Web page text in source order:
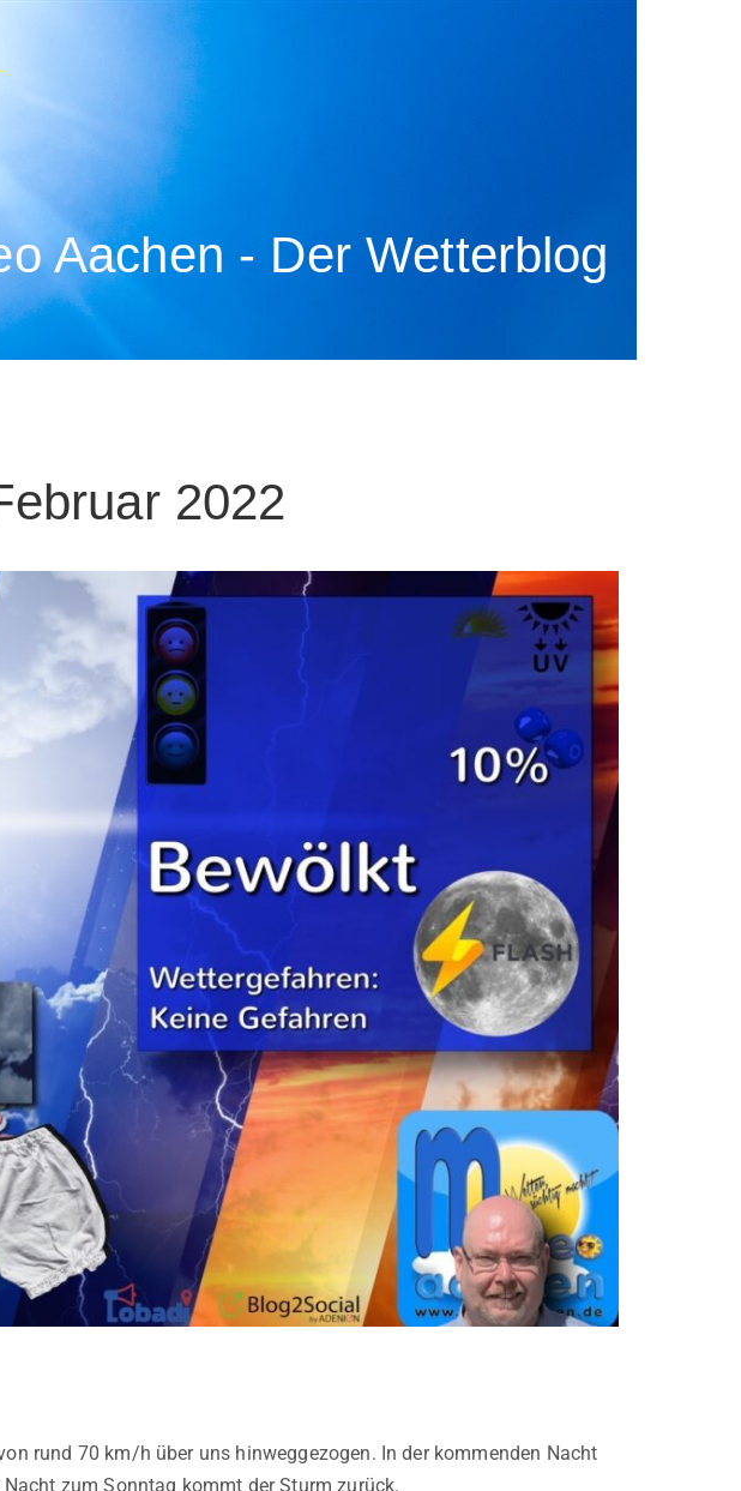
Aachen - Der Wetterblog
2022
rund 70 km/h über uns hinweggezogen. In der kommenden Nacht
zum Sonntag kommt der Sturm zurück.